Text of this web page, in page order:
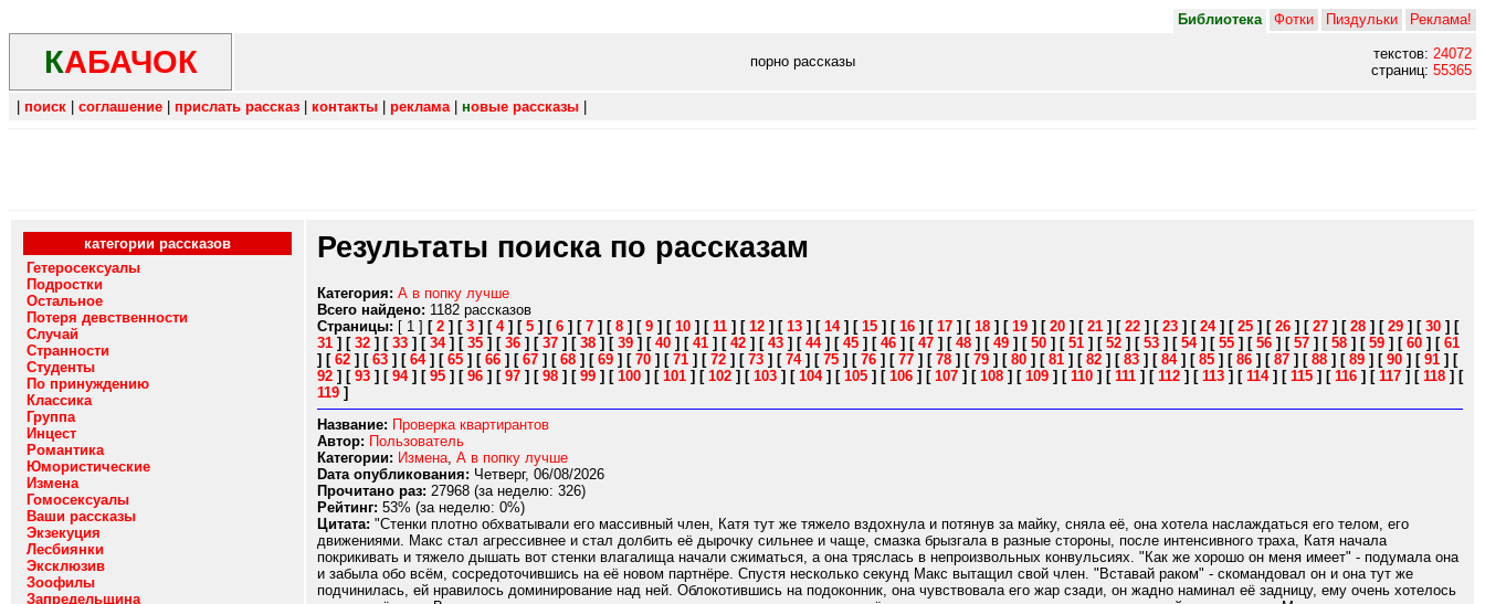
Библиотека Фотки Пиздульки Реклама!
КАБАЧОК порно рассказы текстов: 24072
страниц: 55365
поиск соглашение прислать рассказ контакты реклама| новые рассказы
категории рассказов
Гетеросексуалы
Подростки
Остальное
Потеря девственности
Случай
Странности
Студенты
По принуждению
Классика
Группа
Инцест
Романтика
Юмористические
Измена
Гомосексуалы
Ваши рассказы
Экзекуция
Лесбиянки
Эксклюзив
Зоофилы
Запредельщина
Результаты поиска по рассказам
Категория: А в попку лучше
Всего найдено: 1182 рассказов
Страницы: [ 1 ] [ 2 ] [ 3 ] [ 4] [ 5 ] [ 6 ] [ 7 ] [ 8 ] [ 9 ] [ 10 ] [ 11 ] [ 12 ] [ 13 ] [ 14] [ 15 ] [ 16 ] [ 17 ] [ 18 ] [ 19 ] [ 20 ] [ 21 ] [ 22 ] [ 23 ] [ 24] [ 25 ] [ 26 ] [ 27 ] [ 28 ] [ 29 ] [ 30 ] [
31 ] [ 32 ] [ 33 ] [ 34] [ 35 ] [ 36 ] [ 37 ] [ 38 ] [ 39 ] [ 40 ] [ 41 ] [ 42 ] [ 43 ] [ 44] [ 45 ] [ 46 ] [ 47 ] [ 48 ] [ 49 ] [ 50 ] [ 51 ] [ 52 ] [ 53 ] [ 54] [ 55 ] [ 56 ] [ 57 ] [ 58 ] [ 59 ] [ 60 ] [ 61
] [ 62 ] [ 63 ] [ 64] [ 65 ] [ 66 ] [ 67 ] [ 68 ] [ 69 ] [ 70 ] [ 71 ] [ 72 ] [ 73 ] [ 74] [ 75 ] [ 76 ] [ 77 ] [ 78 ] [ 79 ] [ 80 ] [ 81 ] [ 82 ] [ 83 ] [ 84] [ 85 ] [ 86 ] [ 87 ] [ 88 ] [ 89 ] [ 90 ] [ 91 ] [
92 ] [ 93 ] [ 94] [ 95 ] [ 96 ] [ 97 ] [ 98 ] [ 99 ] [ 100 ] [ 101 ] [ 102 ] [ 103 ] [ 104] [ 105 ] [ 106 ] [ 107 ] [ 108 ] [ 109 ] [ 110 ] [ 111 ] [ 112 ] [ 113 ] [ 114] [ 115 ] [ 116 ] [ 117 ] [ 118 ] [
119 ]
Название: Проверка квартирантов
Автор: Пользователь
Категории: Измена, А в попку лучше
Dата опубликования: Четверг, 06/08/2026
Прочитано раз: 27968 (за неделю: 326)
Рейтинг: 53% (за неделю: 0%)
Цитата: "Стенки плотно обхватывали его массивный член, Катя тут же тяжело вздохнула и потянув за майку, сняла её, она хотела наслаждаться его телом, его
движениями. Макс стал агрессивнее и стал долбить её дырочку сильнее и чаще, смазка брызгала в разные стороны, после интенсивного траха, Катя начала
покрикивать и тяжело дышать вот стенки влагалища начали сжиматься, а она тряслась в непроизвольных конвульсиях. "Как же хорошо он меня имеет" - подумала она
и забыла обо всём, сосредоточившись на её новом партнёре. Спустя несколько секунд Макс вытащил свой член. "Вставай раком" - скомандовал он и она тут же
подчинилась, ей нравилось доминирование над ней. Облокотившись на подоконник, она чувствовала его жар сзади, он жадно наминал её задницу, ему очень хотелось